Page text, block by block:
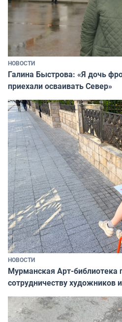
НОВОСТИ
Галина Быстрова: «Я дочь
приехали осваивать Север»
НОВОСТИ
Мурманская Арт-библиотека
сотрудничеству художников